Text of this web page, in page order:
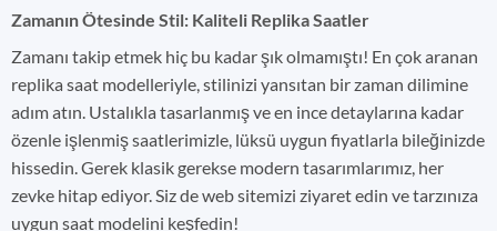
Zamanın Ötesinde Stil: Kaliteli Replika Saatler
Zamanı takip etmek hiç bu kadar şık olmamıştı! En çok aranan
replika saat modelleriyle, stilinizi yansıtan bir zaman dilimine
adım atın. Ustalıkla tasarlanmış ve en ince detaylarına kadar
özenle işlenmiş saatlerimizle, lüksü uygun fiyatlarla bileğinizde
hissedin. Gerek klasik gerekse modern tasarımlarımız, her
zevke hitap ediyor. Siz de web sitemizi ziyaret edin ve tarzınıza
uygun saat modelini keşfedin!